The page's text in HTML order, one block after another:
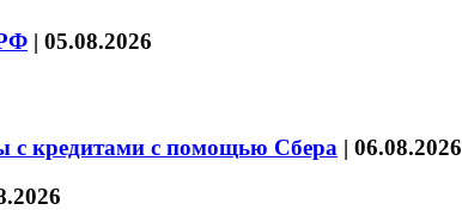
| 05.08.2026
с кредитами с помощью Сбера | 06.08.2026